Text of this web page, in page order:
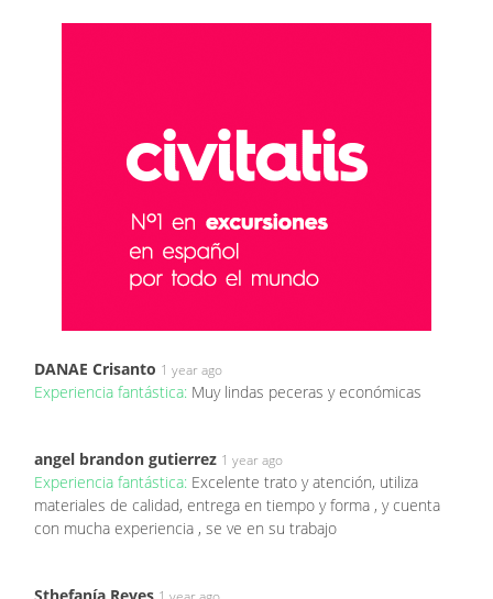
DANAE Crisanto 1 year ago
Experiencia fantástica: Muy lindas peceras y económicas
angel brandon gutierrez 1 year ago
Experiencia fantástica: Excelente trato y atención, utiliza
materiales de calidad, entrega en tiempo y forma , y cuenta
con mucha experiencia , se ve en su trabajo
Sthefanía Reyes